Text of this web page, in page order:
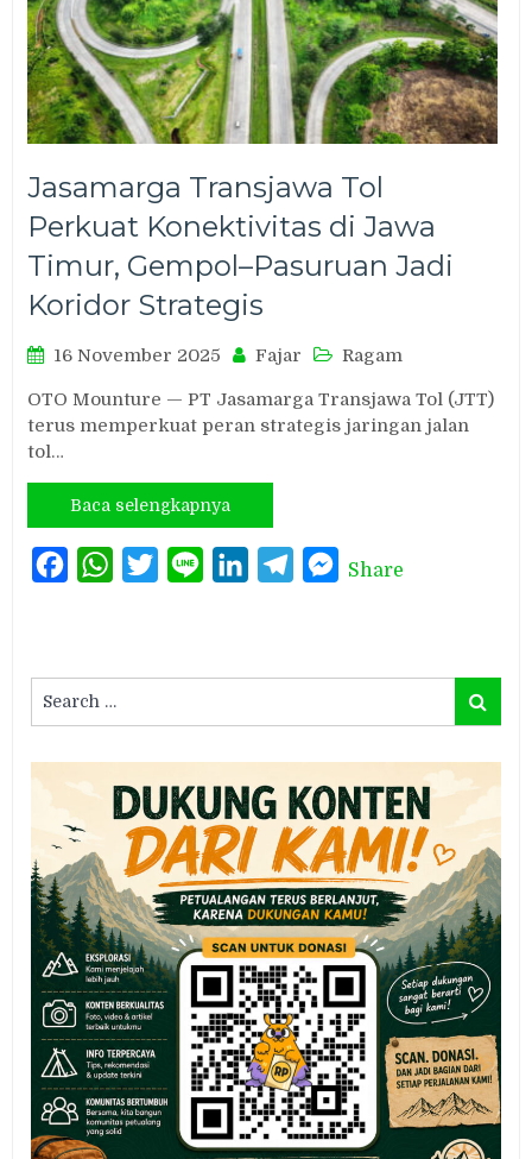
Jasamarga Transjawa Tol
Perkuat Konektivitas di Jawa
Timur, Gempol–Pasuruan Jadi
Koridor Strategis
16 November 2025 Fajar Ragam
OTO Mounture — PT Jasamarga Transjawa Tol (JTT)
terus memperkuat peran strategis jaringan jalan
tol…
Baca selengkapnya
FacebookWhatsAppTwitterLine LinkedInTelegramMessenger
Share
for:
Search